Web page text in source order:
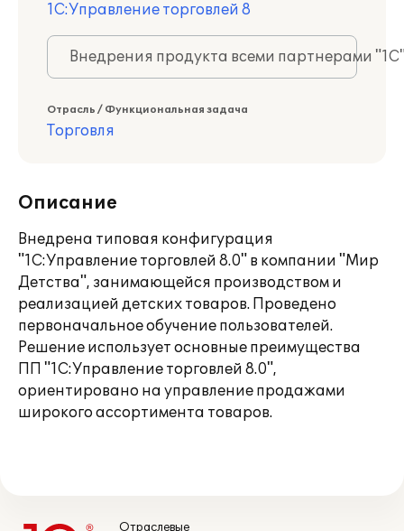
1С:Управление торговлей 8
Внедрения продукта всеми партнерами
Отрасль / Функциональная задача
Торговля
Описание
Внедрена типовая конфигурация
"1С:Управление торговлей 8.0" в компании "Мир
Детства", занимающейся производством и
реализацией детских товаров. Проведено
первоначальное обучение пользователей.
Решение использует основные преимущества
ПП "1С:Управление торговлей 8.0",
ориентировано на управление продажами
широкого ассортимента товаров.
Отраслевые